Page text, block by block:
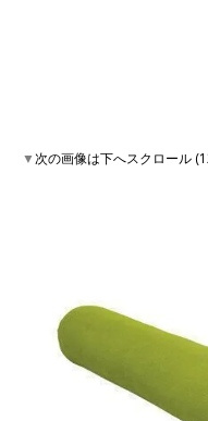
▼次の画像は下へスクロール